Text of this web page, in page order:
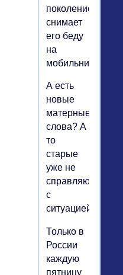
поколение
снимает
его беду
на
мобильник...
А есть
новые
матерные
слова? А
то
старые
уже не
справляются
с
ситуацией.
Только в
России
каждую
пятницу